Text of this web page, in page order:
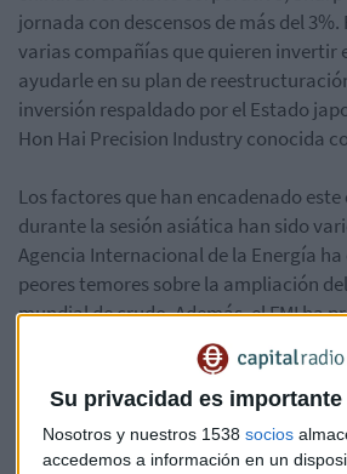
Su privacidad es
Nosotros y nuestros 1538 socios
accedemos a información en un
jornada con descensos de más del
varias compañías que quieren invertir
ayudarle en su plan de
inversión respaldado por el Estado
Hon Hai Precision Industry conocida
Los factores que han encadenado
durante la sesión asiática han sido
Agencia Internacional de la Energía
peores temores sobre la ampliación
mundial de crudo. Además, el FMI ha
crecimiento más lento para los países
especialmente en China. Los
movido en terreno negativo, el CSI 300
La estatal China Comunications ha
China power Construction ha